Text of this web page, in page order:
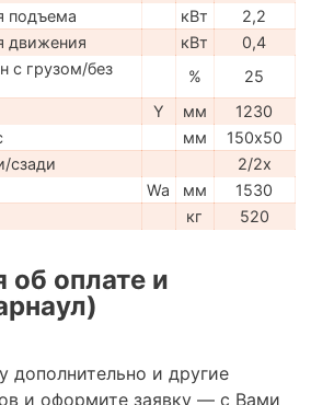
подъема
кВт
2,2
движения
кВт
0,4
с грузом/без
%
25
Y мм
1230
мм
150х50
сзади
2/2x
Wa мм
1530
кг 520
оплате и
дополнительно и другие
и оформите заявку — с Вами